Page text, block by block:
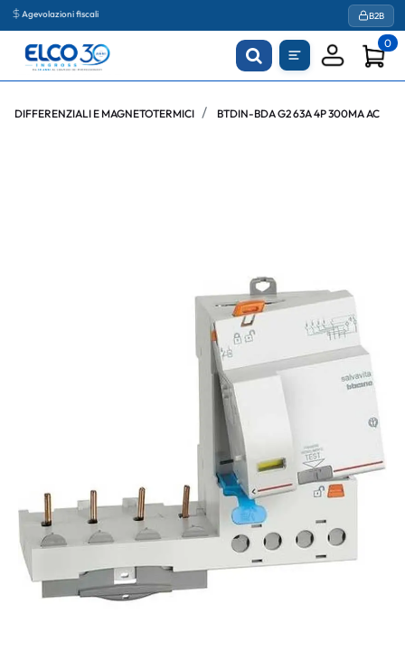
Agevolazioni fiscali B2B
0
DIFFERENZIALI E MAGNETOTERMICI BTDIN-BDA G2 63A 4P 300MA AC